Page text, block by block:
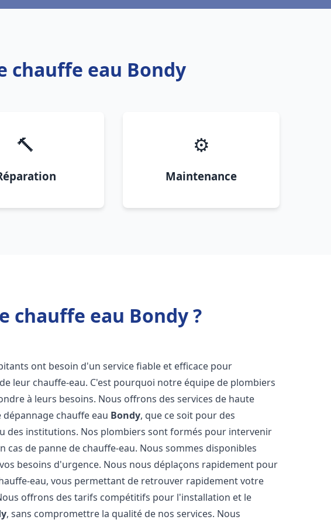
chauffe eau Bondy
🔨 ⚙️
Maintenance
chauffe eau Bondy ?
ont besoin d'un service fiable et efficace pour
leur chauffe-eau. C'est pourquoi notre équipe de plombiers
à leurs besoins. Nous offrons des services de haute
chauffe eau Bondy, que ce soit pour des
des institutions. Nos plombiers sont formés pour intervenir
cas de panne de chauffe-eau. Nous sommes disponibles
besoins d'urgence. Nous nous déplaçons rapidement pour
eau, vous permettant de retrouver rapidement votre
offrons des tarifs compétitifs pour l'installation et le
, sans compromettre la qualité de nos services. Nous